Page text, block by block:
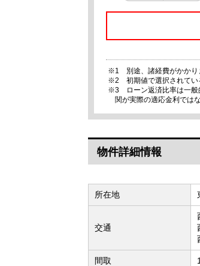
※1 別途、諸経費がかかり
※2 初期値で選択されてい
※3 ローン返済比率は一般
関が実際の適応金利では
物件詳細情報
所在地
交通
間取